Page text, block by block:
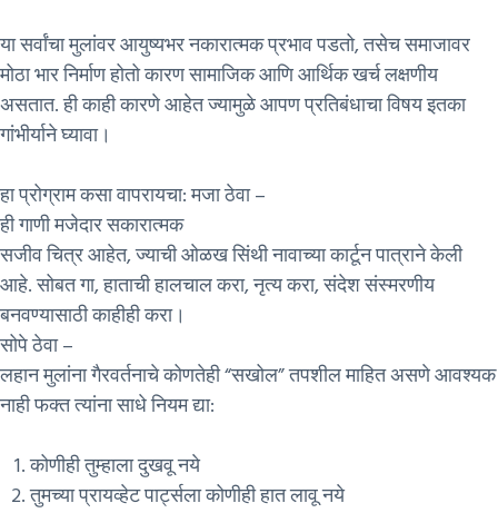
या सर्वांचा मुलांवर आयुष्यभर नकारात्मक प्रभाव पडतो, तसेच समाजावर
मोठा भार निर्माण होतो कारण सामाजिक आणि आर्थिक खर्च लक्षणीय
असतात. ही काही कारणे आहेत ज्यामुळे आपण प्रतिबंधाचा विषय इतका
गांभीर्याने घ्यावा।
हा प्रोग्राम कसा वापरायचा: मजा ठेवा –
ही गाणी मजेदार सकारात्मक
सजीव चित्र आहेत, ज्याची ओळख सिंथी नावाच्या कार्टून पात्राने केली
आहे. सोबत गा, हाताची हालचाल करा, नृत्य करा, संदेश संस्मरणीय
बनवण्यासाठी काहीही करा।
सोपे ठेवा –
लहान मुलांना गैरवर्तनाचे कोणतेही “सखोल” तपशील माहित असणे आवश्यक
नाही फक्त त्यांना साधे नियम द्या:
कोणीही तुम्हाला दुखवू नये
तुमच्या प्रायव्हेट पार्ट्सला कोणीही हात लावू नये